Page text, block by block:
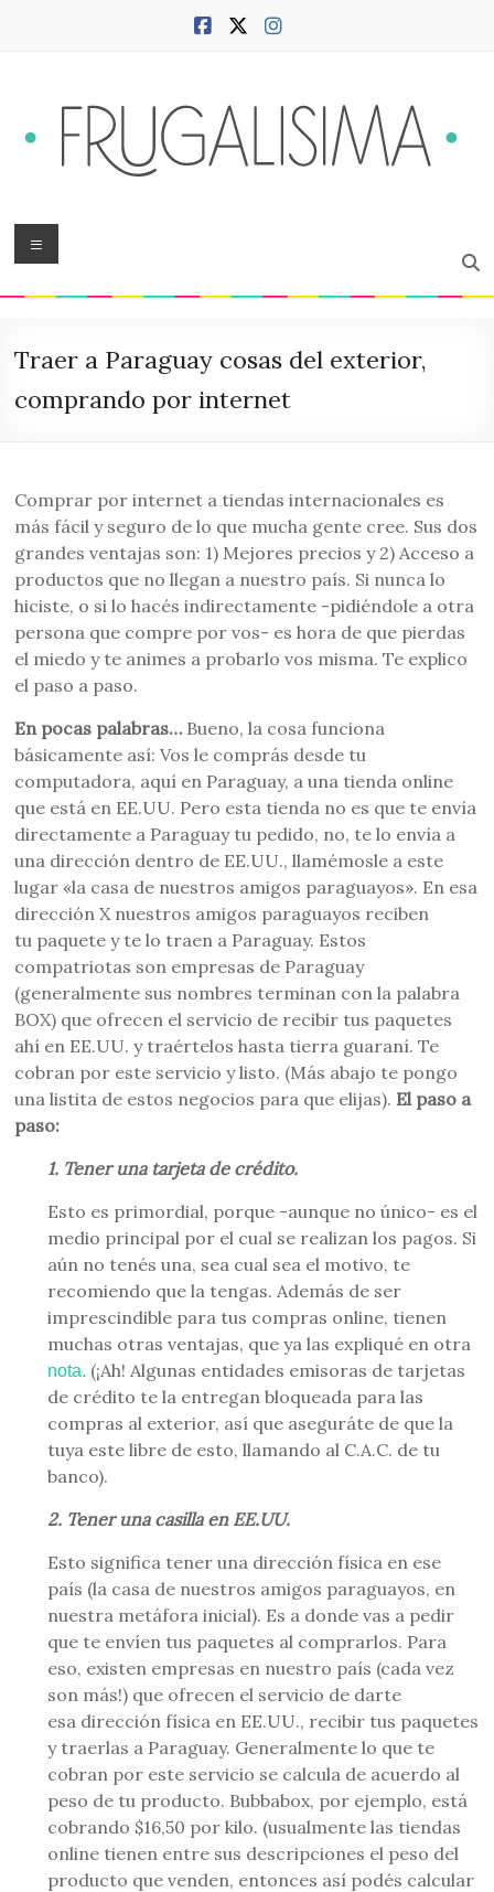
Frugalísima
ciudad,
productividad,
Menú
Traer a Paraguay cosas del exterior,
comprando por internet
Comprar por internet a tiendas internacionales es
más fácil y seguro de lo que mucha gente cree. Sus dos
grandes ventajas son: 1) Mejores precios y 2) Acceso a
productos que no llegan a nuestro país. Si nunca lo
hiciste, o si lo hacés indirectamente -pidiéndole a otra
persona que compre por vos- es hora de que pierdas
el miedo y te animes a probarlo vos misma. Te explico
el paso a paso.
En pocas palabras… Bueno, la cosa funciona
básicamente así: Vos le comprás desde tu
computadora, aquí en Paraguay, a una tienda online
que está en EE.UU. Pero esta tienda no es que te envía
directamente a Paraguay tu pedido, no, te lo envía a
una dirección dentro de EE.UU., llamémosle a este
lugar «la casa de nuestros amigos paraguayos». En esa
dirección X nuestros amigos paraguayos reciben
tu paquete y te lo traen a Paraguay. Estos
compatriotas son empresas de Paraguay
(generalmente sus nombres terminan con la palabra
BOX) que ofrecen el servicio de recibir tus paquetes
ahí en EE.UU. y traértelos hasta tierra guaraní. Te
cobran por este servicio y listo. (Más abajo te pongo
una listita de estos negocios para que elijas). El paso a
paso:
1. Tener una tarjeta de crédito.
Esto es primordial, porque -aunque no único- es el
medio principal por el cual se realizan los pagos. Si
aún no tenés una, sea cual sea el motivo, te
recomiendo que la tengas. Además de ser
imprescindible para tus compras online, tienen
muchas otras ventajas, que ya las expliqué en otra
nota. (¡Ah! Algunas entidades emisoras de tarjetas
de crédito te la entregan bloqueada para las
compras al exterior, así que aseguráte de que la
tuya este libre de esto, llamando al C.A.C. de tu
banco).
2. Tener una casilla en EE.UU.
Esto significa tener una dirección física en ese
país (la casa de nuestros amigos paraguayos, en
nuestra metáfora inicial). Es a donde vas a pedir
que te envíen tus paquetes al comprarlos. Para
eso, existen empresas en nuestro país (cada vez
son más!) que ofrecen el servicio de darte
esa dirección física en EE.UU., recibir tus paquetes
y traerlas a Paraguay. Generalmente lo que te
cobran por este servicio se calcula de acuerdo al
peso de tu producto. Bubbabox, por ejemplo, está
cobrando $16,50 por kilo. (usualmente las tiendas
online tienen entre sus descripciones el peso del
producto que venden, entonces así podés calcular